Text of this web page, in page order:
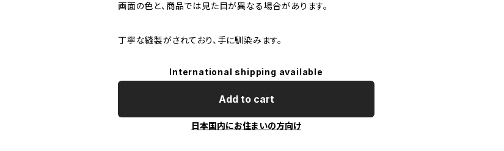
画面の色と、商品では見た目が異なる場合があります。
丁寧な縫製がされており、手に馴染みます。
International shipping available
Add to cart
日本国内にお住まいの方向け